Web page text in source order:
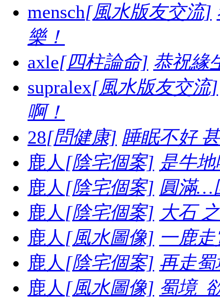
mensch[風水版友交流]
樂！
axle[四柱論命] 恭祝緣
supralex[風水版友交流]
啊！
28[問健康] 睡眠不好
鹿人 [陰宅個案] 是牛
鹿人 [陰宅個案] 圓滿…
鹿人 [陰宅個案] 大石
鹿人 [風水圖像] 一鹿
鹿人 [陰宅個案] 再走
鹿人 [風水圖像] 蜀境_